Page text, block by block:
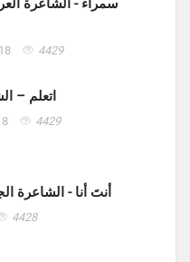
سمراء - الشاعرة
4429
اتعلم –
4429
أنتَ أنا - الشاعرة
4428